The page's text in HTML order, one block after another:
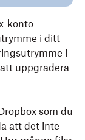
konto
i ditt
i
uppgradera
som du
att det inte